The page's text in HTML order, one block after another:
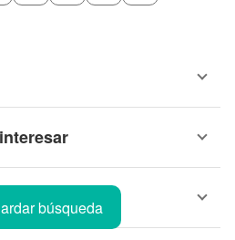
búsqueda